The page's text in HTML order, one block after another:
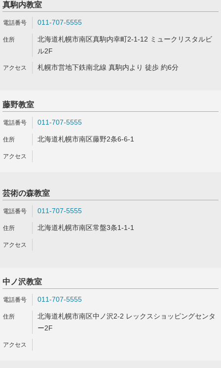
真駒内教室
011-707-5555
北海道札幌市南区真駒内幸町2-1-12 ミュークリスタルビ
ル2F
札幌市営地下鉄南北線 真駒内より 徒歩 約6分
藤野教室
011-707-5555
北海道札幌市南区藤野2条6-6-1
芸術の森教室
011-707-5555
北海道札幌市南区常盤3条1-1-1
中ノ沢教室
011-707-5555
北海道札幌市南区中ノ沢2-2 レックスショッピングセンタ
ー2F